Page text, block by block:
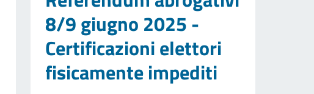
8/9 giugno 2025 -
Certificazioni elettori
fisicamente impediti